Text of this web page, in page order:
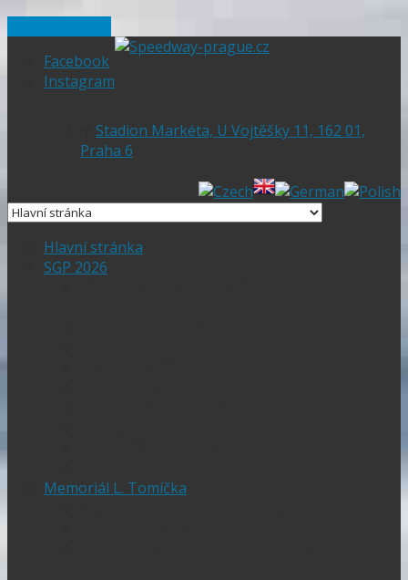
Facebook
Instagram
Stadion Markéta, U Vojtěšky 11, 162 01,
Praha 6
Hlavní stránka
SGP 2026
Memoriál L. Tomíčka